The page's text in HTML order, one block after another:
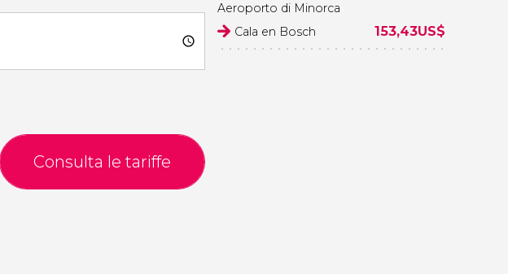
Consulta le tariffe
Aeroporto di Minorca
Cala en Bosch
153,43US$